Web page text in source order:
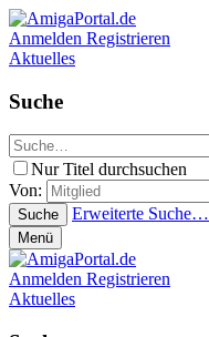
Anmelden Registrieren
Aktuelles
Suche
Nur Titel durchsuchen
Von:
Suche Erweiterte Suche…
Menü
Anmelden Registrieren
Aktuelles